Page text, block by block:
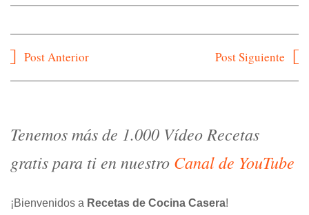
Navegación
Post Anterior Post Siguiente
Tenemos más de 1.000 Vídeo Recetas
gratis para ti en nuestro Canal de YouTube
¡Bienvenidos a Recetas de Cocina Casera!